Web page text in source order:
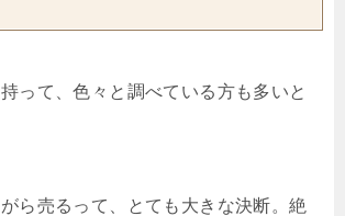
って、色々と調べている方も多いと
ら売るって、とても大きな決断。絶